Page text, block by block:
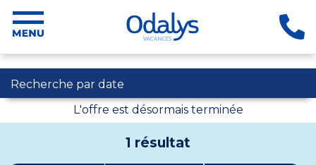
Recherche par date
L'offre est désormais terminée
1 résultat